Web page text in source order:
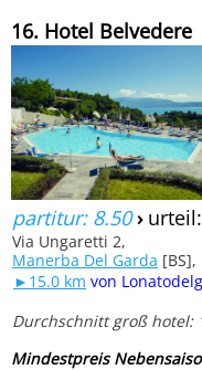
16. Hotel Belvedere
partitur: 8.50›
Via Ungaretti 2,
Manerba Del Garda
►15.0 km von
Durchschnitt groß hotel:
Mindestpreis